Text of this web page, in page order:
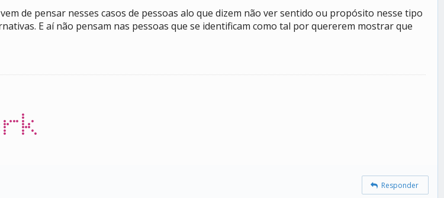
de pensar nesses casos de pessoas alo que dizem não ver sentido ou propósito nesse tipo
E aí não pensam nas pessoas que se identificam como tal por quererem mostrar que
Responder